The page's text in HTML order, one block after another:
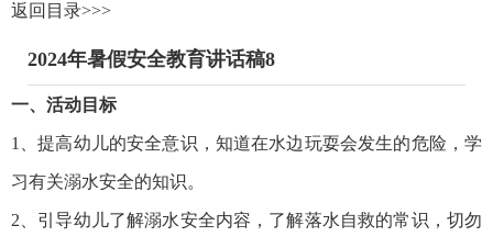
返回目录>>>
2024年暑假安全教育讲话稿8
一、活动目标
1、提高幼儿的安全意识，知道在水边玩耍会发生的危险，学
习有关溺水安全的知识。
2、引导幼儿了解溺水安全内容，了解落水自救的常识，切勿